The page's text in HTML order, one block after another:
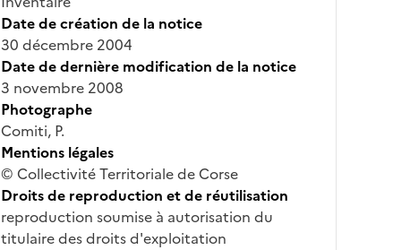
Date de création de la notice
30 décembre 2004
Date de dernière modification de la notice
3 novembre 2008
Photographe
Comiti, P.
Mentions légales
© Collectivité Territoriale de Corse
Droits de reproduction et de réutilisation
reproduction soumise à autorisation du
titulaire des droits d'exploitation